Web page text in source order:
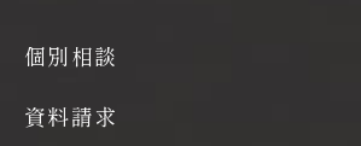
個別相談
資料請求